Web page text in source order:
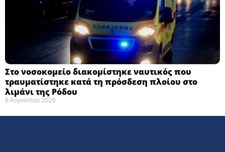
Στο νοσοκομείο διακομίστηκε ναυτικός που
τραυματίστηκε κατά τη πρόσδεση πλοίου στο
λιμάνι της Ρόδου
6 Αυγούστου 2026